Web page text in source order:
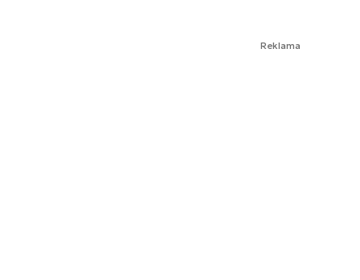
Reklama